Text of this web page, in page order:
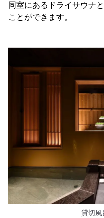
同室にあるドライサウナ
ことができます。
貸切風